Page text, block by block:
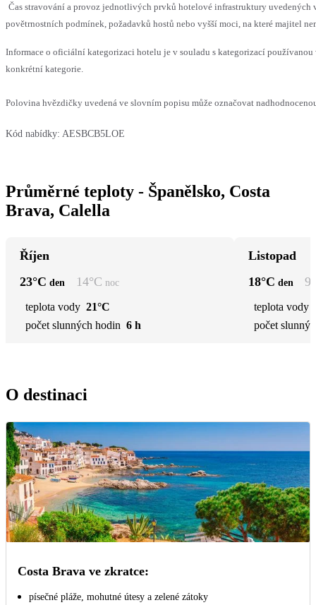
Čas stravování a provoz jednotlivých prvků hotelové infrastruktury uvedených
povětrnostních podmínek, požadavků hostů nebo vyšší moci, na které majitel
Informace o oficiální kategorizaci hotelu je v souladu s kategorizací
konkrétní kategorie.
Polovina hvězdičky uvedená ve slovním popisu může označovat
Kód nabídky: AESBCB5LOE
Průměrné teploty - Španělsko, Costa
Brava, Calella
Říjen
23°C den 14°C noc
teplota vody 21°C
počet slunných hodin 6 h
Listopad
18°C den 9
teplota vody
počet
O destinaci
Costa Brava ve zkratce:
písečné pláže, mohutné útesy a zelené zátoky